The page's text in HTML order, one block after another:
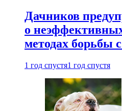
Дачников
о
методах борьбы
1 год спустя1 год спустя